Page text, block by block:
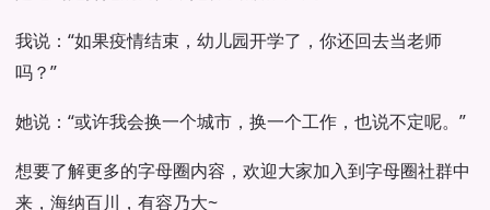
我说：“如果疫情结束，幼儿园开学了，你还回去当老师
吗？”
她说：“或许我会换一个城市，换一个工作，也说不定呢。”
想要了解更多的字母圈内容，欢迎大家加入到字母圈社群中
来，海纳百川，有容乃大~